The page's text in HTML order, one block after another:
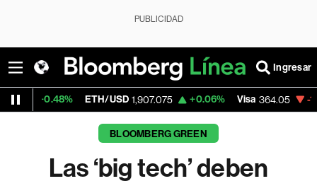
PUBLICIDAD
Ingresar
ETH/USD 1,907.075 +0.06% Visa 364.05 -1.73%
BLOOMBERG GREEN
Las ‘big tech’ deben